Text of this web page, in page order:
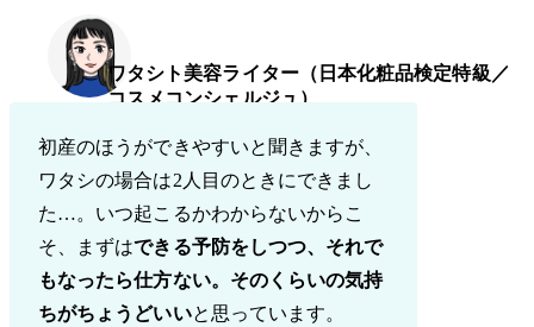
ワタシト美容ライター（日本化粧品検定特級／
コスメコンシェルジュ）
初産のほうができやすいと聞きますが、
ワタシの場合は2人目のときにできまし
た…。いつ起こるかわからないからこ
そ、まずはできる予防をしつつ、それで
もなったら仕方ない。そのくらいの気持
ちがちょうどいいと思っています。